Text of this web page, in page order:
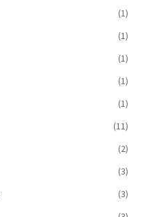
(1)
(1)
(1)
(1)
(1)
(11)
(2)
(3)
(3)